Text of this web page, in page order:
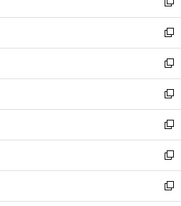
開
く
ド
ウ
で
開
く
ィ
ン
ド
ウ
で
開
く
新
し
い
ウ
ィ
ン
ド
ウ
で
開
く
新
し
い
ウ
ィ
ン
ド
ウ
で
開
く
新
し
い
ウ
ィ
ン
ド
ウ
で
開
新
し
い
ウ
ィ
ン
ド
ウ
新
し
い
ウ
ィ
ン
新
し
い
ウ
新